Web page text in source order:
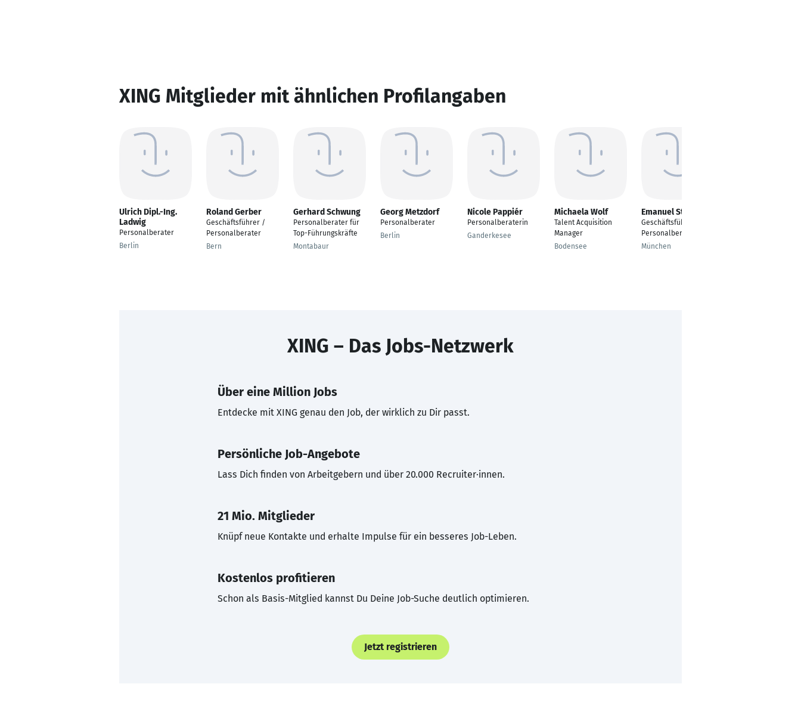
XING Mitglieder mit ähnlichen Profilangaben
Ulrich Dipl.-Ing.
Ladwig
Personalberater
Berlin
Roland Gerber
Geschäftsführer /
Personalberater
Bern
Gerhard Schwung
Personalberater für
Top-Führungskräfte
Montabaur
Georg Metzdorf
Personalberater
Berlin
Nicole Pappiér
Personalberaterin
Ganderkesee
Michaela Wolf
Talent Acquisition
Manager
Bodensee
Emanuel Storer
Geschäftsführer und
Personalberater
München
XING – Das Jobs-Netzwerk
Über eine Million Jobs
Entdecke mit XING genau den Job, der wirklich zu Dir passt.
Persönliche Job-Angebote
Lass Dich finden von Arbeitgebern und über 20.000 Recruiter·innen.
21 Mio. Mitglieder
Knüpf neue Kontakte und erhalte Impulse für ein besseres Job-Leben.
Kostenlos profitieren
Schon als Basis-Mitglied kannst Du Deine Job-Suche deutlich optimieren.
Jetzt registrieren